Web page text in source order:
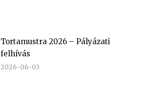
Tortamustra 2026 – Pályázati
felhívás
2026-06-03